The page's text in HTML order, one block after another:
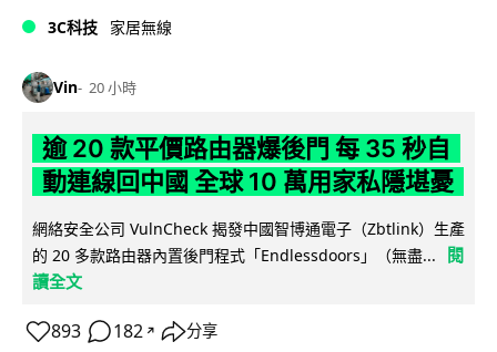
3C科技 家居無線
Vin 20 小時
逾 20 款平價路由器爆後門 每 35 秒自
動連線回中國 全球 10 萬用家私隱堪憂
網絡安全公司 VulnCheck 揭發中國智博通電子（Zbtlink）生產
的 20 多款路由器內置後門程式「Endlessdoors」（無盡...
閱
讀全文
893 182 ↗ 分享